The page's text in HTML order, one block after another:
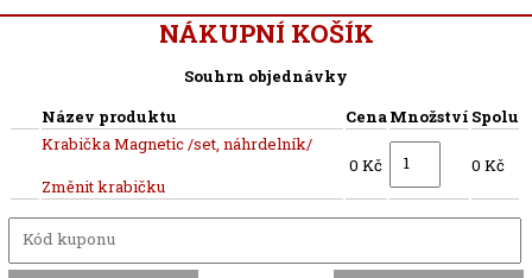
NÁKUPNÍ KOŠÍK
Souhrn objednávky
Název produktu
CenaMnožství Spolu
Krabička Magnetic /set, náhrdelník/
Změnit krabičku
0 Kč 0 Kč